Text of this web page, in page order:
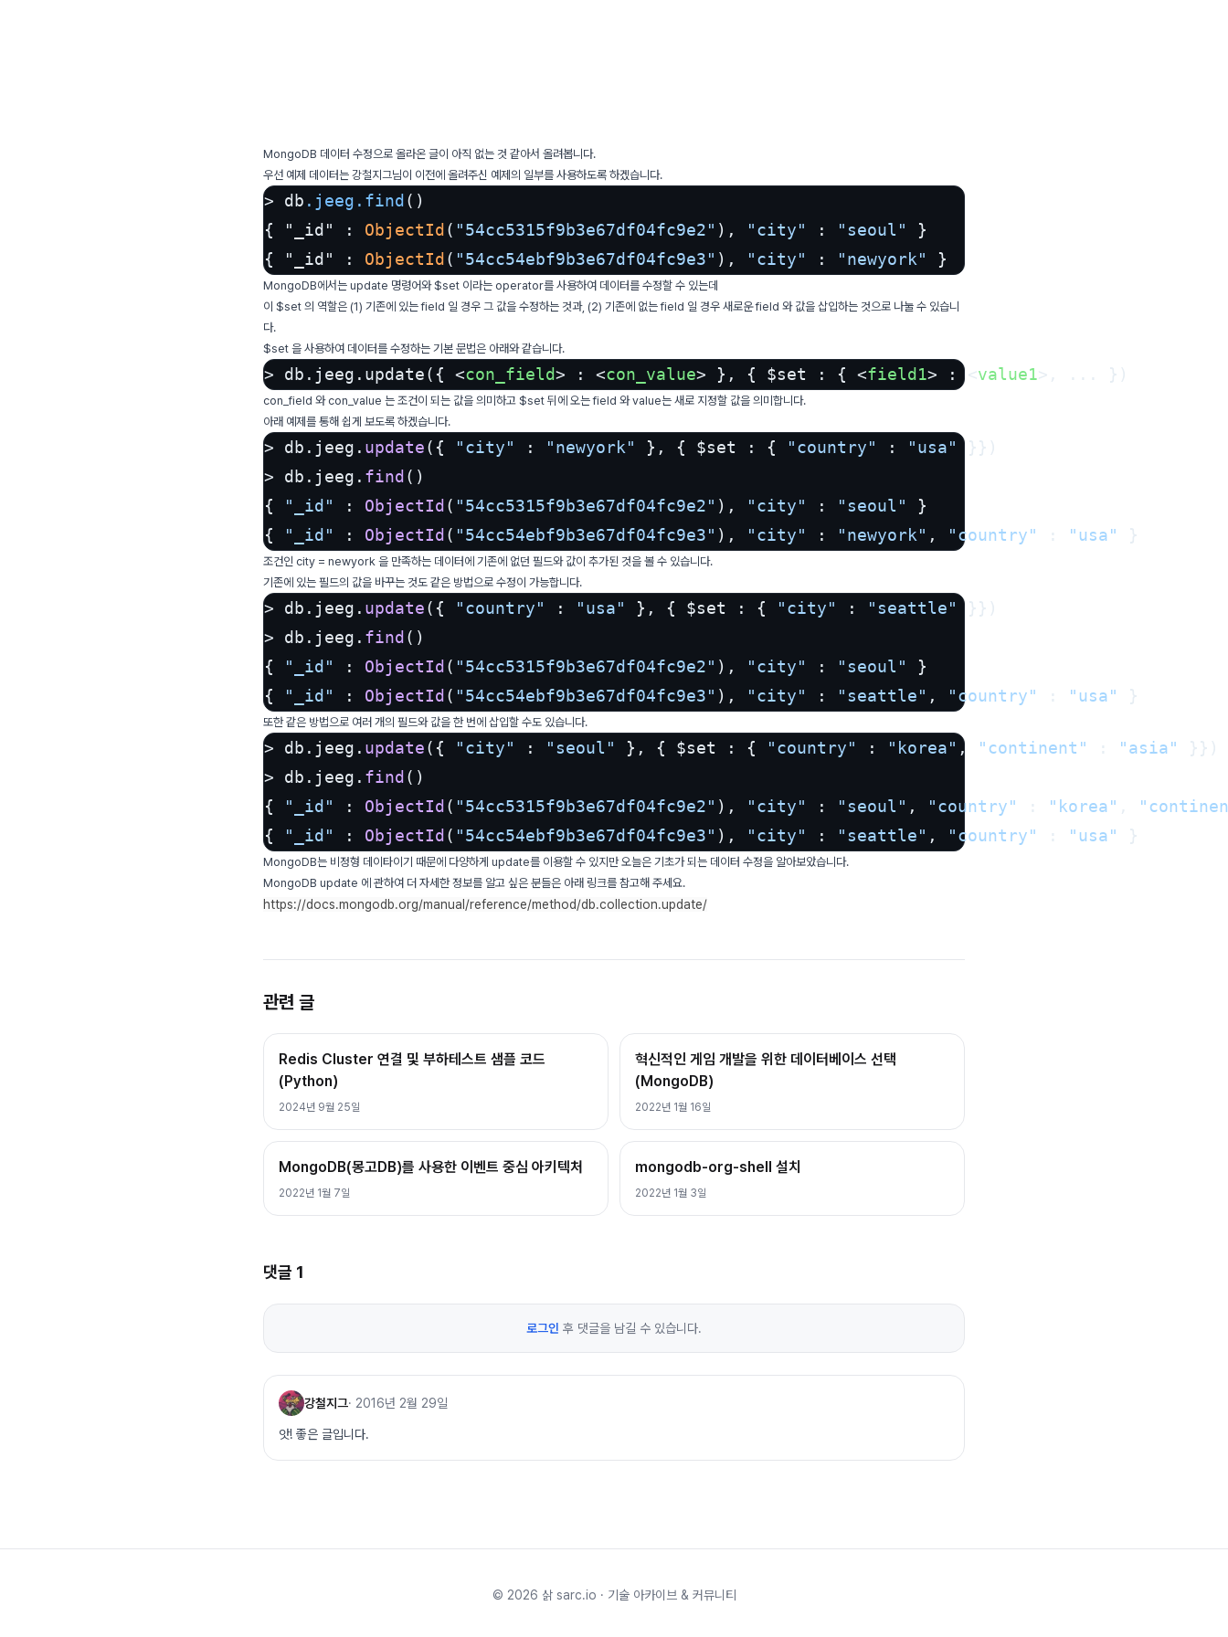
MongoDB 데이터 수정으로 올라온 글이 아직 없는 것 같아서 올려봅니다.
우선 예제 데이터는 강철지그님이 이전에 올려주신 예제의 일부를 사용하도록 하겠습니다.
> db .jeeg .find ()
{ "_id" : ObjectId ( "54cc5315f9b3e67df04fc9e2" ), "city" : "seoul"
}
{ "_id" : ObjectId ( "54cc54ebf9b3e67df04fc9e3" ), "city" : "newyork"
MongoDB에서는 update 명령어와 $set 이라는 operator를 사용하여 데이터를 수정할 수 있는데
이 $set 의 역할은 (1) 기존에 있는 field 일 경우 그 값을 수정하는 것과, (2) 기존에 없는 field 일 경우 새로운 field 와 값을 삽입하는 것으로 나눌 수 있습니
다.
$set 을 사용하여 데이터를 수정하는 기본 문법은 아래와 같습니다.
> db.jeeg.update({ <con_field> : <con_value> }, { $set : { <field1> : <value1> , ... })
con_field 와 con_value 는 조건이 되는 값을 의미하고 $set 뒤에 오는 field 와 value는 새로 지정할 값을 의미합니다.
아래 예제를 통해 쉽게 보도록 하겠습니다.
> db. jeeg . update({ "city" : "newyork" }, { $set : { "country" : "usa" }})
> db. jeeg . find ( )
{
"_id" : ObjectId ( "54cc5315f9b3e67df04fc9e2" ), "city" : "seoul"
}
{
"_id" : ObjectId ( "54cc54ebf9b3e67df04fc9e3" ), "city" : "newyork" , "country" : "usa" }
조건인 city = newyork 을 만족하는 데이터에 기존에 없던 필드와 값이 추가된 것을 볼 수 있습니다.
기존에 있는 필드의 값을 바꾸는 것도 같은 방법으로 수정이 가능합니다.
> db. jeeg . update({ "country" : "usa" }, { $set : { "city" : "seattle" }})
> db. jeeg . find ( )
{
"_id" : ObjectId ( "54cc5315f9b3e67df04fc9e2" ), "city" : "seoul"
}
{
"_id" : ObjectId ( "54cc54ebf9b3e67df04fc9e3" ), "city" : "seattle" , "country" : "usa" }
또한 같은 방법으로 여러 개의 필드와 값을 한 번에 삽입할 수도 있습니다.
> db. jeeg . update({ "city" : "seoul" }, { $set : { "country" : "korea" , "continent" : "asia"
}})
> db. jeeg . find ( )
{
"_id" : ObjectId ( "54cc5315f9b3e67df04fc9e2" ), "city" : "seoul" , "country" : "korea" ,
{
"_id" : ObjectId ( "54cc54ebf9b3e67df04fc9e3" ), "city" : "seattle" , "country" : "usa" }
MongoDB는 비정형 데이타이기 때문에 다양하게 update를 이용할 수 있지만 오늘은 기초가 되는 데이터 수정을 알아보았습니다.
MongoDB update 에 관하여 더 자세한 정보를 알고 싶은 분들은 아래 링크를 참고해 주세요.
https://docs.mongodb.org/manual/reference/method/db.collection.update/
관련 글
Redis Cluster 연결 및 부하테스트 샘플 코드
(Python)
2024년 9월 25일
혁신적인 게임 개발을 위한 데이터베이스 선택
(MongoDB)
2022년 1월 16일
MongoDB(몽고DB)를 사용한 이벤트 중심 아키텍처
2022년 1월 7일
mongodb-org-shell 설치
2022년 1월 3일
댓글 1
로그인 후 댓글을 남길 수 있습니다.
강철지그· 2016년 2월 29일
앗! 좋은 글입니다.
© 2026 삵 sarc.io · 기술 아카이브 & 커뮤니티